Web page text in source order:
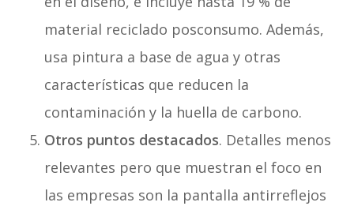
material reciclado posconsumo. Además,
usa pintura a base de agua y otras
características que reducen la
contaminación y la huella de carbono.
Otros puntos destacados. Detalles menos
relevantes pero que muestran el foco en
las empresas son la pantalla antirreflejos